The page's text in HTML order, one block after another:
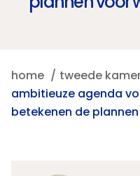
home
tweede
ambitieuze agenda
betekenen de